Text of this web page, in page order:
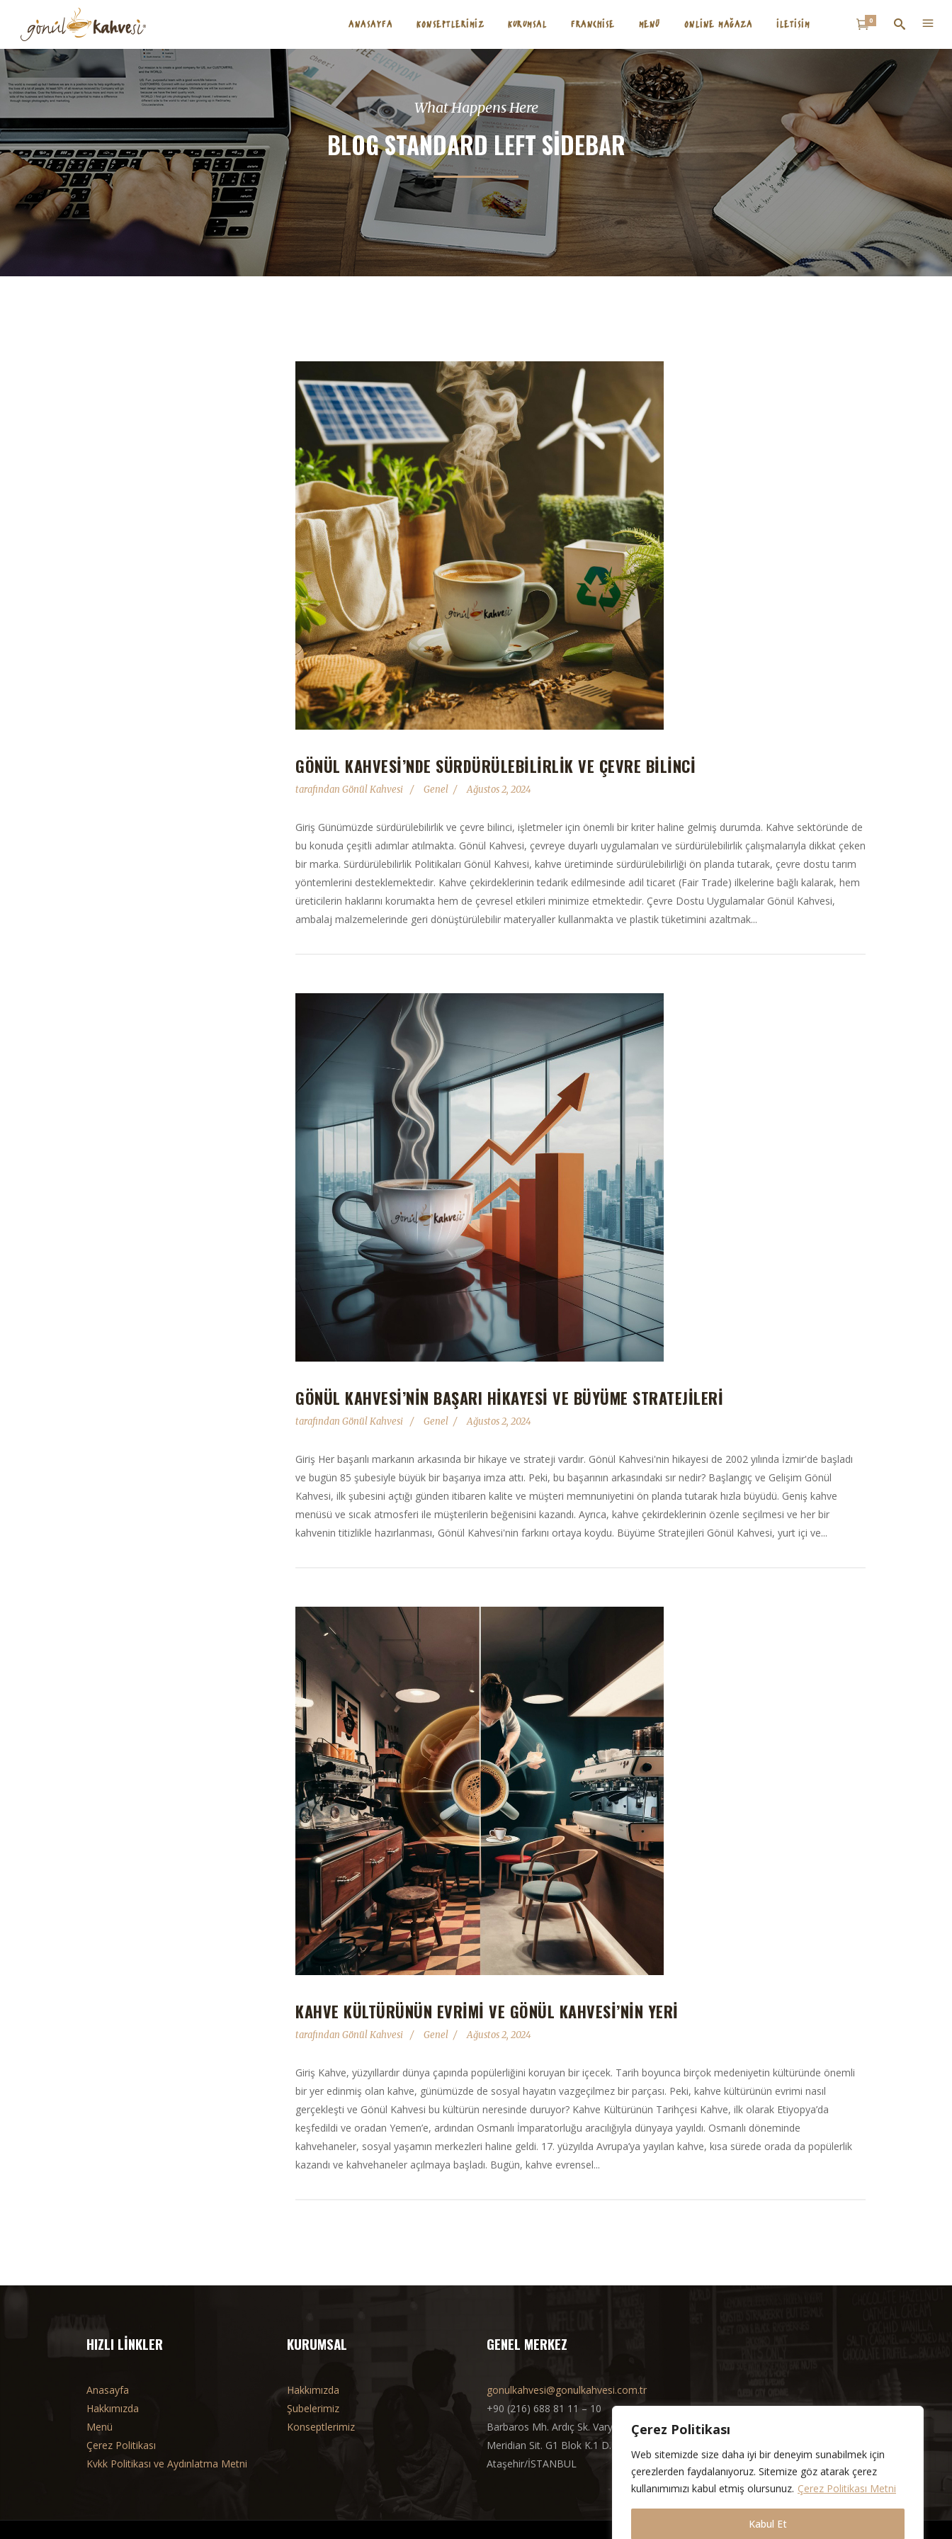
Çerez Politikası
Web sitemizde size daha iyi bir deneyim sunabilmek için
çerezlerden faydalanıyoruz. Sitemize göz atarak çerez
kullanımımızı kabul etmiş olursunuz. Çerez Politikası Metni
Kabul Et
ANASAYFA KONSEPTLERIMIZ KURUMSAL FRANCHISE MENÜ ONLINE MAĞAZA İLETIŞIM 0
What Happens Here
BLOG STANDARD LEFT SIDEBAR
GÖNÜL KAHVESI’NDE SÜRDÜRÜLEBILIRLIK VE ÇEVRE BILINCI
tarafından Gönül Kahvesi Genel Ağustos 2, 2024
Giriş Günümüzde sürdürülebilirlik ve çevre bilinci, işletmeler için önemli bir kriter haline gelmiş durumda. Kahve sektöründe de
bu konuda çeşitli adımlar atılmakta. Gönül Kahvesi, çevreye duyarlı uygulamaları ve sürdürülebilirlik çalışmalarıyla dikkat çeken
bir marka. Sürdürülebilirlik Politikaları Gönül Kahvesi, kahve üretiminde sürdürülebilirliği ön planda tutarak, çevre dostu tarım
yöntemlerini desteklemektedir. Kahve çekirdeklerinin tedarik edilmesinde adil ticaret (Fair Trade) ilkelerine bağlı kalarak, hem
üreticilerin haklarını korumakta hem de çevresel etkileri minimize etmektedir. Çevre Dostu Uygulamalar Gönül Kahvesi,
ambalaj malzemelerinde geri dönüştürülebilir materyaller kullanmakta ve plastik tüketimini azaltmak...
GÖNÜL KAHVESI’NIN BAŞARI HIKAYESI VE BÜYÜME STRATEJILERI
tarafından Gönül Kahvesi Genel Ağustos 2, 2024
Giriş Her başarılı markanın arkasında bir hikaye ve strateji vardır. Gönül Kahvesi'nin hikayesi de 2002 yılında İzmir'de başladı
ve bugün 85 şubesiyle büyük bir başarıya imza attı. Peki, bu başarının arkasındaki sır nedir? Başlangıç ve Gelişim Gönül
Kahvesi, ilk şubesini açtığı günden itibaren kalite ve müşteri memnuniyetini ön planda tutarak hızla büyüdü. Geniş kahve
menüsü ve sıcak atmosferi ile müşterilerin beğenisini kazandı. Ayrıca, kahve çekirdeklerinin özenle seçilmesi ve her bir
kahvenin titizlikle hazırlanması, Gönül Kahvesi'nin farkını ortaya koydu. Büyüme Stratejileri Gönül Kahvesi, yurt içi ve...
KAHVE KÜLTÜRÜNÜN EVRIMI VE GÖNÜL KAHVESI’NIN YERI
tarafından Gönül Kahvesi Genel Ağustos 2, 2024
Giriş Kahve, yüzyıllardır dünya çapında popülerliğini koruyan bir içecek. Tarih boyunca birçok medeniyetin kültüründe önemli
bir yer edinmiş olan kahve, günümüzde de sosyal hayatın vazgeçilmez bir parçası. Peki, kahve kültürünün evrimi nasıl
gerçekleşti ve Gönül Kahvesi bu kültürün neresinde duruyor? Kahve Kültürünün Tarihçesi Kahve, ilk olarak Etiyopya’da
keşfedildi ve oradan Yemen’e, ardından Osmanlı İmparatorluğu aracılığıyla dünyaya yayıldı. Osmanlı döneminde
kahvehaneler, sosyal yaşamın merkezleri haline geldi. 17. yüzyılda Avrupa’ya yayılan kahve, kısa sürede orada da popülerlik
kazandı ve kahvehaneler açılmaya başladı. Bugün, kahve evrensel...
HIZLI LINKLER
Anasayfa
Hakkımızda
Menü
Çerez Politikası
Kvkk Politikası ve Aydınlatma Metni
KURUMSAL
Hakkımızda
Şubelerimiz
Konseptlerimiz
GENEL MERKEZ
gonulkahvesi@gonulkahvesi.com.tr
+90 (216) 688 81 11 – 10
Barbaros Mh. Ardıç Sk. Varyap
Meridian Sit. G1 Blok K.1 D.15
Ataşehir/İSTANBUL